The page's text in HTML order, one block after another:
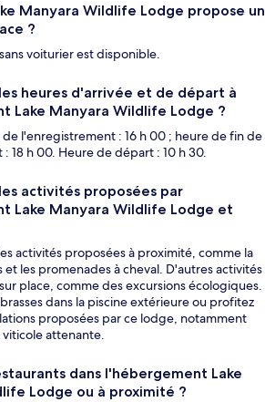
Manyara Wildlife Lodge propose un
?
voiturier est disponible.
heures d'arrivée et de départ à
Lake Manyara Wildlife Lodge ?
l'enregistrement : 16 h 00 ; heure de fin de
18 h 00. Heure de départ : 10 h 30.
activités proposées par
Lake Manyara Wildlife Lodge et
activités proposées à proximité, comme la
et les promenades à cheval. D'autres activités
place, comme des excursions écologiques.
dans la piscine extérieure ou profitez
proposées par ce lodge, notamment
attenante.
dans l'hébergement Lake
Lodge ou à proximité ?